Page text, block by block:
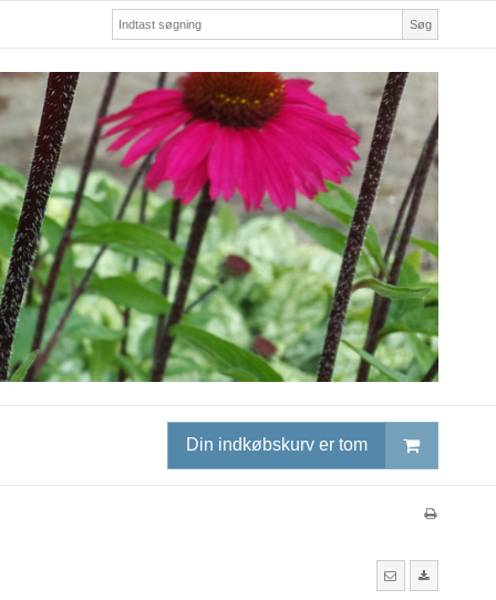
Søg
Din indkøbskurv er tom